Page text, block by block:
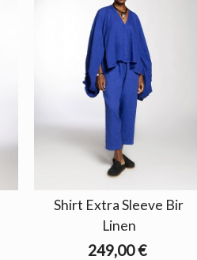
Shirt Extra Sleeve Bir
Linen
249,00 €